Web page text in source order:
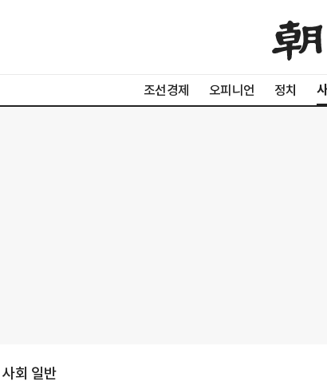
조선경제 오피니언 정치
사회 일반